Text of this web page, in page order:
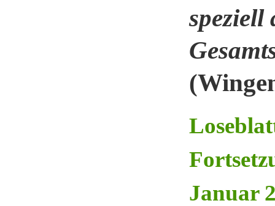
speziell
Januar